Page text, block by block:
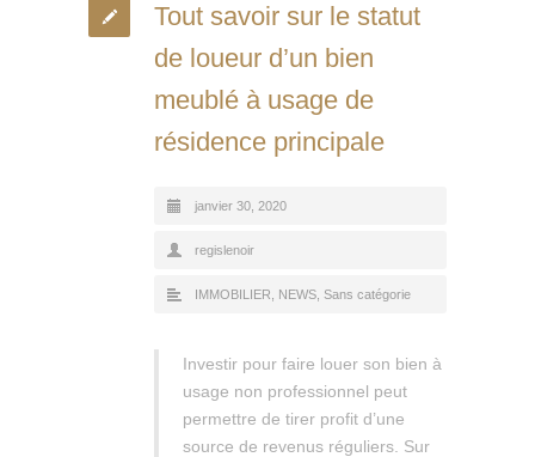
Tout savoir sur le statut
de loueur d’un bien
meublé à usage de
résidence principale
janvier 30, 2020
regislenoir
IMMOBILIER NEWS Sans catégorie
Investir pour faire louer son bien à
usage non professionnel peut
permettre de tirer profit d’une
source de revenus réguliers. Sur